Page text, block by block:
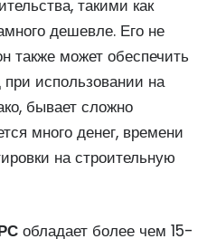
такими как
дешевле. Его не
также может обеспечить
использовании на
бывает сложно
много денег, времени
на строительную
обладает более чем 15-